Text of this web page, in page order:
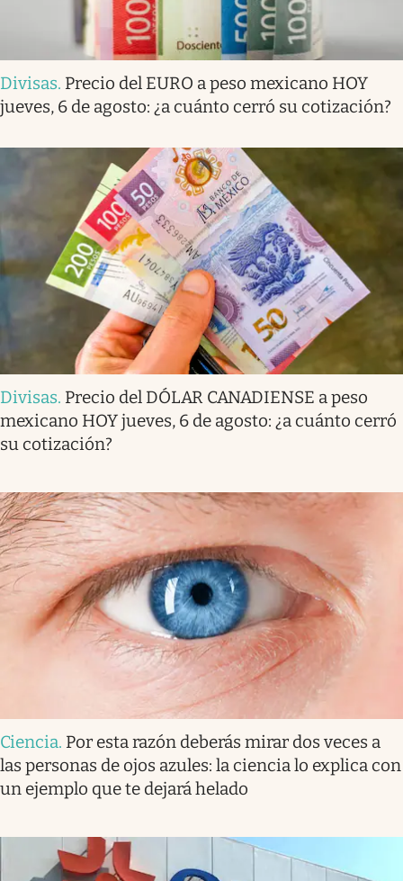
Divisas. Precio del EURO a peso mexicano HOY
jueves, 6 de agosto: ¿a cuánto cerró su cotización?
Divisas. Precio del DÓLAR CANADIENSE a peso
mexicano HOY jueves, 6 de agosto: ¿a cuánto cerró
su cotización?
Ciencia. Por esta razón deberás mirar dos veces a
las personas de ojos azules: la ciencia lo explica con
un ejemplo que te dejará helado